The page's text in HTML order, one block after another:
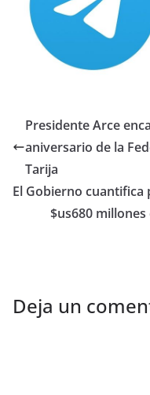
Presidente Arce
aniversario de la
Tarija
El Gobierno cuantifica
$us680
Deja un